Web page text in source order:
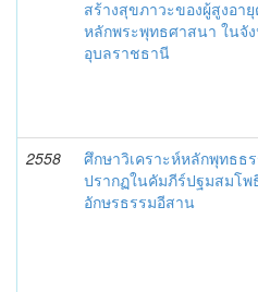
สร้างสุขภาวะของผู้สูงอา
หลักพระพุทธศาสนา ในจั
อุบลราชธานี
2558
ศึกษาวิเคราะห์หลักพุทธธ
ปรากฏในคัมภีร์ปฐมสมโพ
อักษรธรรมอีสาน